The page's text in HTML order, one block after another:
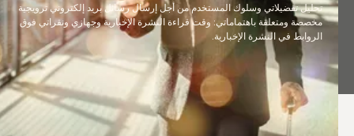
تحليل تفضيلاتي وسلوك المستخدم من أجل إرسال رسائل بريد إلكتروني ترويجية
مخصصة ومتعلقة باهتماماتي: وقت قراءة النشرة الإخبارية وجهازي ونقراتي فوق
الروابط في النشرة الإخبارية.